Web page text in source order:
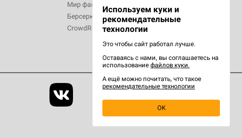
Мир фантастики
Берсерк
CrowdRepublic
Используем куки и
рекомендательные
технологии
Это чтобы сайт работал лучше.
Оставаясь с нами, вы соглашаетесь на
использование файлов куки.
А ещё можно почитать, что такое
рекомендательные технологии
OK